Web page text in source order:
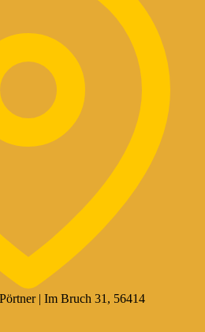
| Im Bruch 31, 56414